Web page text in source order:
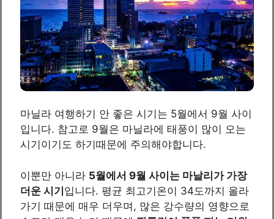
마닐라 여행하기 안 좋은 시기는 5월에서 9월 사이
입니다. 참고로 9월은 마닐라에 태풍이 많이 오는
시기이기도 하기때문에 주의해야합니다.
이뿐만 아니라 5월에서 9월 사이는 마날리가 가장
더운 시기입니다. 평균 최고기온이 34도까지 올라
가기 때문에 매우 더우며, 많은 강수량의 영향으로